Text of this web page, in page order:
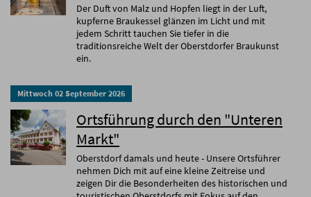
Der Duft von Malz und Hopfen liegt in der Luft,
kupferne Braukessel glänzen im Licht und mit
jedem Schritt tauchen Sie tiefer in die
traditionsreiche Welt der Oberstdorfer Braukunst
ein.
Mittwoch 02 September 2026
Ortsführung durch den "Unteren
Markt"
Oberstdorf damals und heute - Unsere Ortsführer
nehmen Dich mit auf eine kleine Zeitreise und
zeigen Dir die Besonderheiten des historischen und